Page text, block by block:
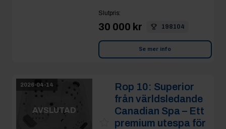
Slutpris:
30 000 kr 198104
Se mer info
2026-04-14
AVSLUTAD
Rop 10: Superior
från världsledande
Canadian Spa – Ett
premium utespa för